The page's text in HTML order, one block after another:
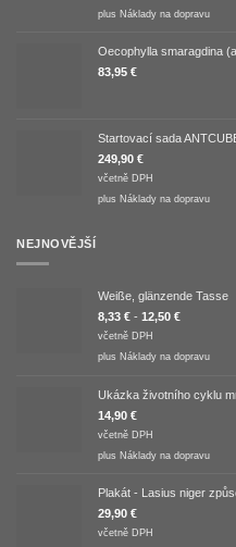
plus Náklady na dopravu
Oecophylla smaragdina
83,95 €
Startovací sada
249,90 €
včetně DPH
plus Náklady na dopravu
NEJNOVĚJŠÍ
Weiße, glänzende Tasse
8,33 € - 12,50 €
včetně DPH
plus Náklady na dopravu
Ukázka životního cyklu
14,90 €
včetně DPH
plus Náklady na dopravu
Plakát - Lasius niger
29,90 €
včetně DPH